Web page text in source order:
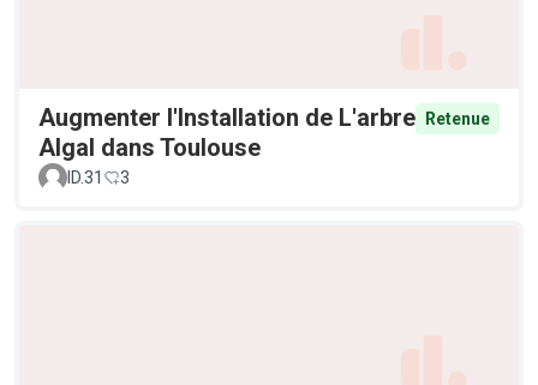
Augmenter l'Installation de L'arbre
Algal dans Toulouse
Retenue
ID.31 3